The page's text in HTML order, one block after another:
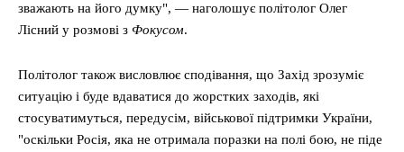
зважають на його думку", — наголошує політолог Олег
Лісний у розмові з Фокусом.
Політолог також висловлює сподівання, що Захід зрозуміє
ситуацію і буде вдаватися до жорстких заходів, які
стосуватимуться, передусім, військової підтримки України,
"оскільки Росія, яка не отримала поразки на полі бою, не піде